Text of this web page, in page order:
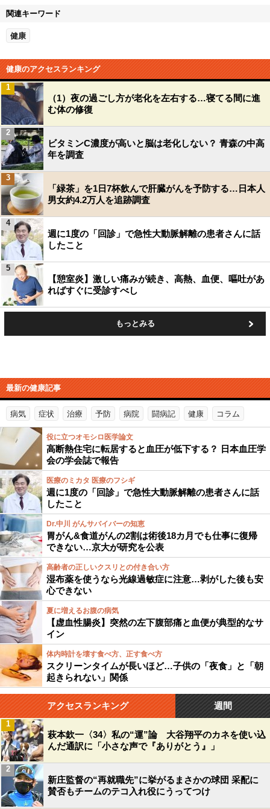
関連キーワード
健康
健康のアクセスランキング
（1）夜の過ごし方が老化を左右する…寝てる間に進
む体の修復
1
ビタミンC濃度が高いと脳は老化しない？ 青森の中高
年を調査
2
「緑茶」を1日7杯飲んで肝臓がんを予防する…日本人
男女約4.2万人を追跡調査
3
週に1度の「回診」で急性大動脈解離の患者さんに話
したこと
4
【憩室炎】激しい痛みが続き、高熱、血便、嘔吐があ
ればすぐに受診すべし
5
もっとみる
最新の健康記事
病気 症状 治療 予防 病院 闘病記 健康 コラム
役に立つオモシロ医学論文
高断熱住宅に転居すると血圧が低下する？ 日本血圧学
会の学会誌で報告
医療のミカタ 医療のフシギ
週に1度の「回診」で急性大動脈解離の患者さんに話
したこと
Dr.中川 がんサバイバーの知恵
胃がん&食道がんの2割は術後18カ月でも仕事に復帰
できない…京大が研究を公表
高齢者の正しいクスリとの付き合い方
湿布薬を使うなら光線過敏症に注意…剥がした後も安
心できない
夏に増えるお腹の病気
【虚血性腸炎】突然の左下腹部痛と血便が典型的なサ
イン
体内時計を壊す食べ方、正す食べ方
スクリーンタイムが長いほど…子供の「夜食」と「朝
起きられない」関係
アクセスランキング 週間
萩本欽一〈34〉私の“運”論 大谷翔平のカネを使い込
んだ通訳に「小さな声で『ありがとう』」
1
新庄監督の“再就職先”に挙がるまさかの球団 采配に
賛否もチームのテコ入れ役にうってつけ
2